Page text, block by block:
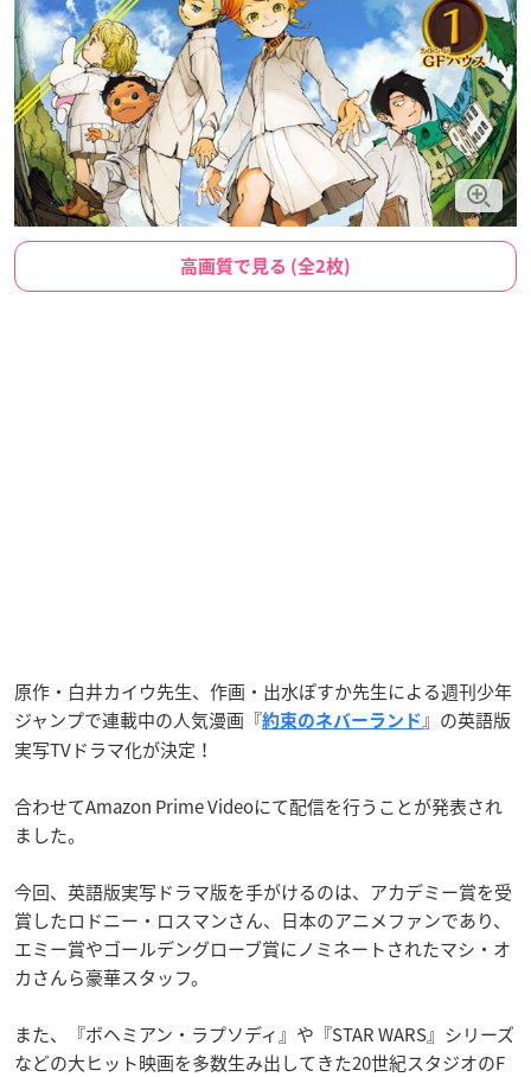
高画質で見る (全2枚)
原作・白井カイウ先生、作画・出水ぽすか先生による週刊少年
ジャンプで連載中の人気漫画『約束のネバーランド』の英語版
実写TVドラマ化が決定！
合わせてAmazon Prime Videoにて配信を行うことが発表され
ました。
今回、英語版実写ドラマ版を手がけるのは、アカデミー賞を受
賞したロドニー・ロスマンさん、日本のアニメファンであり、
エミー賞やゴールデングローブ賞にノミネートされたマシ・オ
カさんら豪華スタッフ。
また、『ボヘミアン・ラプソディ』や『STAR WARS』シリーズ
などの大ヒット映画を多数生み出してきた20世紀スタジオのF